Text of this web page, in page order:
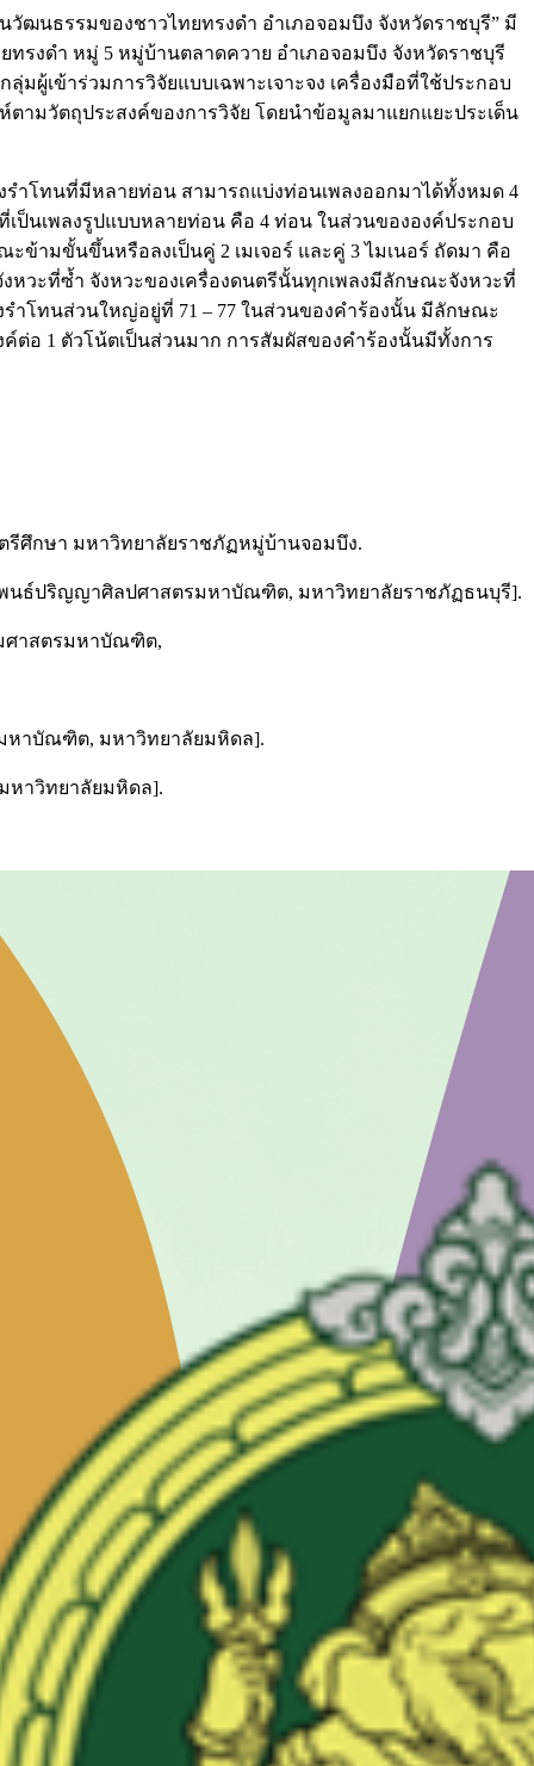
นธรรมของชาวไทยทรงดำ อำเภอจอมบึง จังหวัดราชบุรี” มี
รงดำ หมู่ 5 หมู่บ้านตลาดควาย อำเภอจอมบึง จังหวัดราชบุรี
มผู้เข้าร่วมการวิจัยแบบเฉพาะเจาะจง เครื่องมือที่ใช้ประกอบ
ามวัตถุประสงค์ของการวิจัย โดยนำข้อมูลมาแยกแยะประเด็น
โทนที่มีหลายท่อน สามารถแบ่งท่อนเพลงออกมาได้ทั้งหมด 4
ป็นเพลงรูปแบบหลายท่อน คือ 4 ท่อน ในส่วนขององค์ประกอบ
ข้ามขั้นขึ้นหรือลงเป็นคู่ 2 เมเจอร์ และคู่ 3 ไมเนอร์ ถัดมา คือ
หวะที่ซ้ำ จังหวะของเครื่องดนตรีนั้นทุกเพลงมีลักษณะจังหวะที่
รำโทนส่วนใหญ่อยู่ที่ 71 – 77 ในส่วนของคำร้องนั้น มีลักษณะ
ต่อ 1 ตัวโน้ตเป็นส่วนมาก การสัมผัสของคำร้องนั้นมีทั้งการ
ตรีศึกษา มหาวิทยาลัยราชภัฏหมู่บ้านจอมบึง.
พนธ์ปริญญาศิลปศาสตรมหาบัณฑิต, มหาวิทยาลัยราชภัฏธนบุรี].
ศาสตรมหาบัณฑิต,
มหาบัณฑิต, มหาวิทยาลัยมหิดล].
หาวิทยาลัยมหิดล].